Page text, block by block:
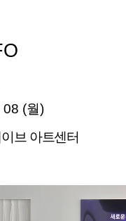
08 (월)
브 아트센터